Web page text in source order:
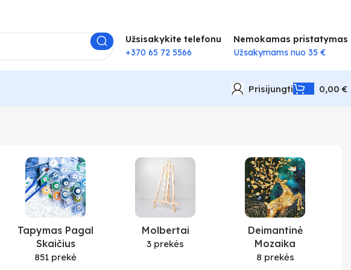
Užsisakykite telefonu
+370 65 72 5566
Nemokamas pristatymas
Užsakymams nuo 35 €
Prisijungti 0,00€
Tapymas Pagal
Skaičius
851 prekė
Molbertai
3 prekės
Deimantinė
Mozaika
8 prekės